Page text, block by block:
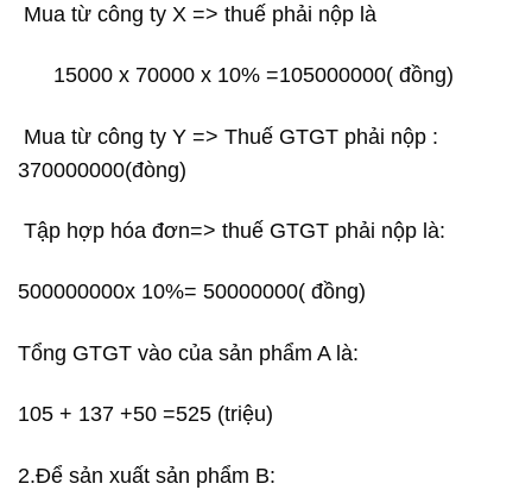
Mua từ công ty X => thuế phải nộp là
15000 x 70000 x 10% =105000000( đồng)
Mua từ công ty Y => Thuế GTGT phải nộp :
370000000(đòng)
Tập hợp hóa đơn=> thuế GTGT phải nộp là:
500000000x 10%= 50000000( đồng)
Tổng GTGT vào của sản phẩm A là:
105 + 137 +50 =525 (triệu)
2.Để sản xuất sản phẩm B: